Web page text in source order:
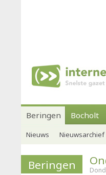
Beringen Bocholt
Nieuws Nieuwsarchief
Beringen